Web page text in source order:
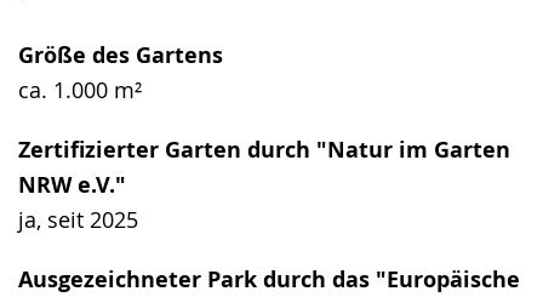
Größe des Gartens
ca. 1.000 m²
Zertifizierter Garten durch "Natur im Garten
NRW e.V."
ja, seit 2025
Ausgezeichneter Park durch das "Europäische